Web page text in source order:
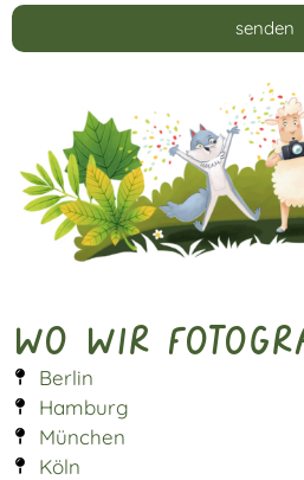
senden
Wo wir
Berlin
Hamburg
München
Köln